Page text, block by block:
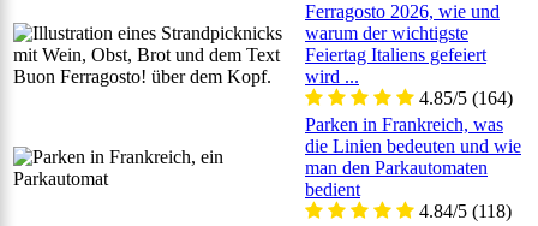
Ferragosto 2026, wie und
warum der wichtigste
Feiertag Italiens gefeiert
wird ...
4.85/5 (164)
Parken in Frankreich, was
die Linien bedeuten und wie
man den Parkautomaten
bedient
4.84/5 (118)